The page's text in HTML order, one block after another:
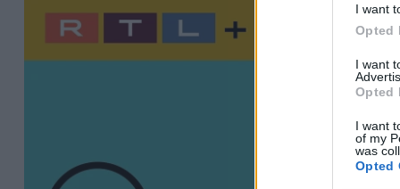
I want
Opted
I want
Opted
I want
of my
was
Opted